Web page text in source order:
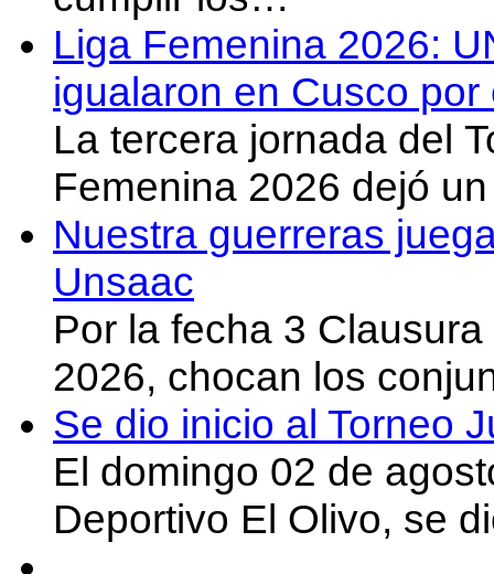
Liga Femenina 2026:
igualaron en Cusco
La tercera jornada del
Femenina 2026 dejó
Nuestra guerreras
Unsaac
Por la fecha 3
2026, chocan los
Se dio inicio al Torneo
El domingo 02 de
Deportivo El Olivo, se